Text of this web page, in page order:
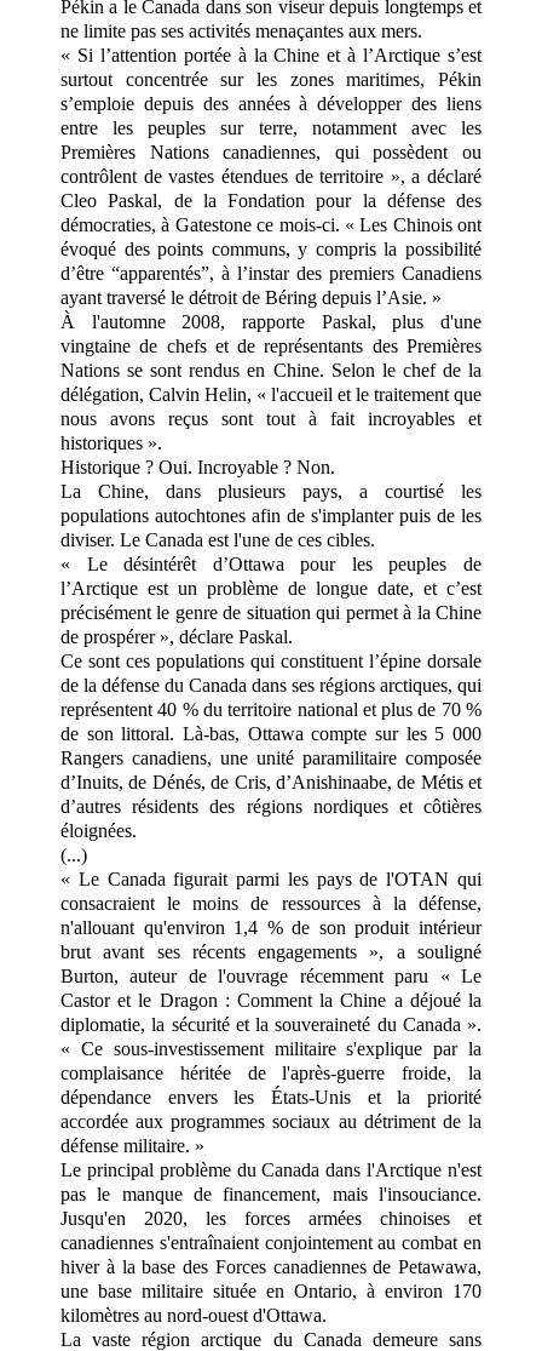
Pékin a le Canada dans son viseur depuis longtemps et
ne limite pas ses activités menaçantes aux mers.
« Si l’attention portée à la Chine et à l’Arctique s’est
surtout concentrée sur les zones maritimes, Pékin
s’emploie depuis des années à développer des liens
entre les peuples sur terre, notamment avec les
Premières Nations canadiennes, qui possèdent ou
contrôlent de vastes étendues de territoire », a déclaré
Cleo Paskal, de la Fondation pour la défense des
démocraties, à Gatestone ce mois-ci. « Les Chinois ont
évoqué des points communs, y compris la possibilité
d’être “apparentés”, à l’instar des premiers Canadiens
ayant traversé le détroit de Béring depuis l’Asie. »
À l'automne 2008, rapporte Paskal, plus d'une
vingtaine de chefs et de représentants des Premières
Nations se sont rendus en Chine. Selon le chef de la
délégation, Calvin Helin, « l'accueil et le traitement que
nous avons reçus sont tout à fait incroyables et
historiques ».
Historique ? Oui. Incroyable ? Non.
La Chine, dans plusieurs pays, a courtisé les
populations autochtones afin de s'implanter puis de les
diviser. Le Canada est l'une de ces cibles.
« Le désintérêt d’Ottawa pour les peuples de
l’Arctique est un problème de longue date, et c’est
précisément le genre de situation qui permet à la Chine
de prospérer », déclare Paskal.
Ce sont ces populations qui constituent l’épine dorsale
de la défense du Canada dans ses régions arctiques, qui
représentent 40 % du territoire national et plus de 70 %
de son littoral. Là-bas, Ottawa compte sur les 5 000
Rangers canadiens, une unité paramilitaire composée
d’Inuits, de Dénés, de Cris, d’Anishinaabe, de Métis et
d’autres résidents des régions nordiques et côtières
éloignées.
(...)
« Le Canada figurait parmi les pays de l'OTAN qui
consacraient le moins de ressources à la défense,
n'allouant qu'environ 1,4 % de son produit intérieur
brut avant ses récents engagements », a souligné
Burton, auteur de l'ouvrage récemment paru « Le
Castor et le Dragon : Comment la Chine a déjoué la
diplomatie, la sécurité et la souveraineté du Canada ».
« Ce sous-investissement militaire s'explique par la
complaisance héritée de l'après-guerre froide, la
dépendance envers les États-Unis et la priorité
accordée aux programmes sociaux au détriment de la
défense militaire. »
Le principal problème du Canada dans l'Arctique n'est
pas le manque de financement, mais l'insouciance.
Jusqu'en 2020, les forces armées chinoises et
canadiennes s'entraînaient conjointement au combat en
hiver à la base des Forces canadiennes de Petawawa,
une base militaire située en Ontario, à environ 170
kilomètres au nord-ouest d'Ottawa.
La vaste région arctique du Canada demeure sans